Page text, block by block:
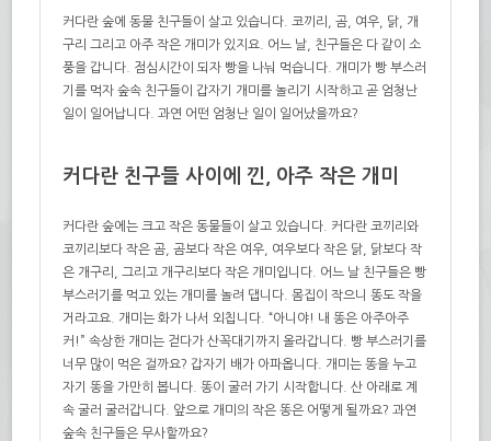
커다란 숲에 동물 친구들이 살고 있습니다. 코끼리, 곰, 여우, 닭, 개
구리 그리고 아주 작은 개미가 있지요. 어느 날, 친구들은 다 같이 소
풍을 갑니다. 점심시간이 되자 빵을 나눠 먹습니다. 개미가 빵 부스러
기를 먹자 숲속 친구들이 갑자기 개미를 놀리기 시작하고 곧 엄청난
일이 일어납니다. 과연 어떤 엄청난 일이 일어났을까요?
커다란 친구들 사이에 낀, 아주 작은 개미
커다란 숲에는 크고 작은 동물들이 살고 있습니다. 커다란 코끼리와
코끼리보다 작은 곰, 곰보다 작은 여우, 여우보다 작은 닭, 닭보다 작
은 개구리, 그리고 개구리보다 작은 개미입니다. 어느 날 친구들은 빵
부스러기를 먹고 있는 개미를 놀려 댑니다. 몸집이 작으니 똥도 작을
거라고요. 개미는 화가 나서 외칩니다. “아니야! 내 똥은 아주아주
커!” 속상한 개미는 걷다가 산꼭대기까지 올라갑니다. 빵 부스러기를
너무 많이 먹은 걸까요? 갑자기 배가 아파옵니다. 개미는 똥을 누고
자기 똥을 가만히 봅니다. 똥이 굴러 가기 시작합니다. 산 아래로 계
속 굴러 굴러갑니다. 앞으로 개미의 작은 똥은 어떻게 될까요? 과연
숲속 친구들은 무사할까요?